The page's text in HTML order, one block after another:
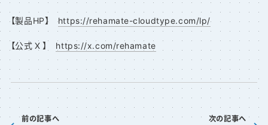
【製品HP】https://rehamate-cloudtype.com/lp/
【公式 X 】 https://x.com/rehamate
前の記事へ
次の記事へ